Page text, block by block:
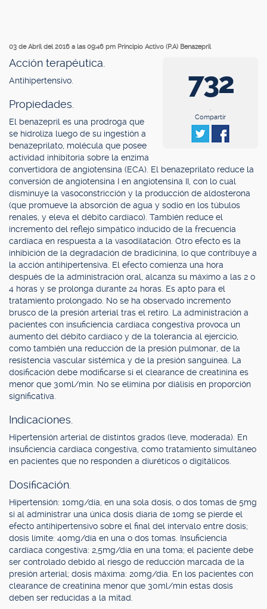
03 de Abril del 2016 a las 09:46 pm Principio Activo (P.A) Benazepril
732
.
Compartir
Acción terapéutica.
Antihipertensivo.
Propiedades.
El benazepril es una prodroga que
se hidroliza luego de su ingestión a
benazeprilato, molécula que posee
actividad inhibitoria sobre la enzima
convertidora de angiotensina (ECA). El benazeprilato reduce la
conversión de angiotensina I en angiotensina II, con lo cual
disminuye la vasoconstricción y la producción de aldosterona
(que promueve la absorción de agua y sodio en los túbulos
renales, y eleva el débito cardíaco). También reduce el
incremento del reflejo simpático inducido de la frecuencia
cardíaca en respuesta a la vasodilatación. Otro efecto es la
inhibición de la degradación de bradicinina, lo que contribuye a
la acción antihipertensiva. El efecto comienza una hora
después de la administración oral, alcanza su máximo a las 2 o
4 horas y se prolonga durante 24 horas. Es apto para el
tratamiento prolongado. No se ha observado incremento
brusco de la presión arterial tras el retiro. La administración a
pacientes con insuficiencia cardíaca congestiva provoca un
aumento del débito cardíaco y de la tolerancia al ejercicio,
como también una reducción de la presión pulmonar, de la
resistencia vascular sistémica y de la presión sanguínea. La
dosificación debe modificarse si el clearance de creatinina es
menor que 30ml/min. No se elimina por diálisis en proporción
significativa.
Indicaciones.
Hipertensión arterial de distintos grados (leve, moderada). En
insuficiencia cardíaca congestiva, como tratamiento simultáneo
en pacientes que no responden a diuréticos o digitálicos.
Dosificación.
Hipertensión: 10mg/día, en una sola dosis, o dos tomas de 5mg
si al administrar una única dosis diaria de 10mg se pierde el
efecto antihipertensivo sobre el final del intervalo entre dosis;
dosis límite: 40mg/día en una o dos tomas. Insuficiencia
cardíaca congestiva: 2,5mg/día en una toma; el paciente debe
ser controlado debido al riesgo de reducción marcada de la
presión arterial; dosis máxima: 20mg/día. En los pacientes con
clearance de creatinina menor que 30ml/min estas dosis
deben ser reducidas a la mitad.